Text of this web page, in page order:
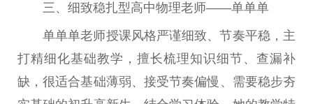
三、细致稳扎型高中物理老师——单单单
单单单老师授课风格严谨细致、节奏平稳，主
打精细化基础教学，擅长梳理知识细节、查漏补
缺，很适合基础薄弱、接受节奏偏慢、需要稳步夯